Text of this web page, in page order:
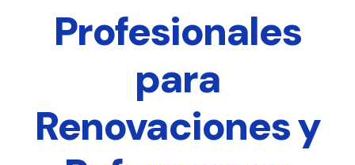
Profesionales
para
Renovaciones y